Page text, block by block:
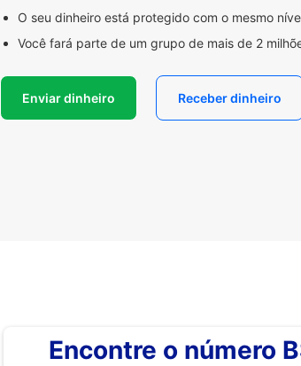
O seu dinheiro está protegido com o mesmo
Você fará parte de um grupo de mais de 2
Enviar dinheiro Receber dinheiro
Encontre o número